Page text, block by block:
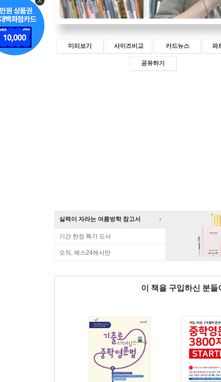
미리보기 사이즈비교 카드뉴스 파
공유하기
실력이 자라는 여름방학 참고서
기간 한정 특가 도서
오직, 예스24에서만
이 책을 구입하신 분